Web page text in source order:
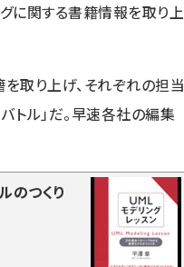
グに関する書籍情報を取り上
取り上げ、それぞれの担当
トル」だ。早速各社の編集
のつくり